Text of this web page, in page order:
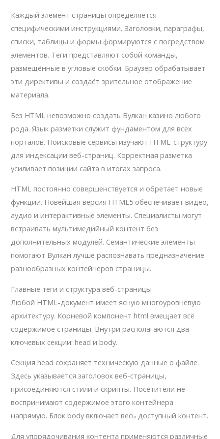
Каждый элемент страницы определяется
специфическими инструкциями. Заголовки, параграфы,
списки, таблицы и формы формируются с посредством
элементов. Теги представляют собой команды,
размещённые в угловые скобки. Браузер обрабатывает
эти директивы и создаёт зрительное отображение
материала.
Без HTML невозможно создать Вулкан казино любого
рода. Язык разметки служит фундаментом для всех
порталов. Поисковые сервисы изучают HTML-структуру
для индексации веб-страниц. Корректная разметка
усиливает позиции сайта в итогах запроса.
HTML постоянно совершенствуется и обретает новые
функции. Новейшая версия HTML5 обеспечивает видео,
аудио и интерактивные элементы. Специалисты могут
встраивать мультимедийный контент без
дополнительных модулей. Семантические элементы
помогают Вулкан лучше распознавать предназначение
разнообразных контейнеров страницы.
Главные теги и структура веб-страницы
Любой HTML-документ имеет ясную многоуровневую
архитектуру. Корневой компонент html вмещает всё
содержимое страницы. Внутри располагаются два
ключевых секции: head и body.
Секция head сохраняет техническую данные о файле.
Здесь указывается заголовок веб-страницы,
присоединяются стили и скрипты. Посетители не
воспринимают содержимое этого контейнера
напрямую. Блок body включает весь доступный контент.
Для упорядочивания контента применяются различные